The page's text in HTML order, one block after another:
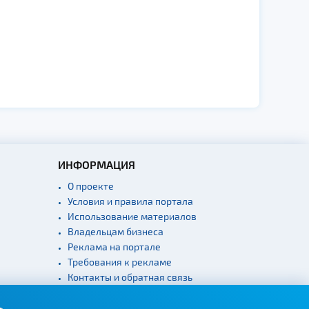
ИНФОРМАЦИЯ
О проекте
Условия и правила портала
Использование материалов
Владельцам бизнеса
Реклама на портале
Требования к рекламе
Контакты и обратная связь